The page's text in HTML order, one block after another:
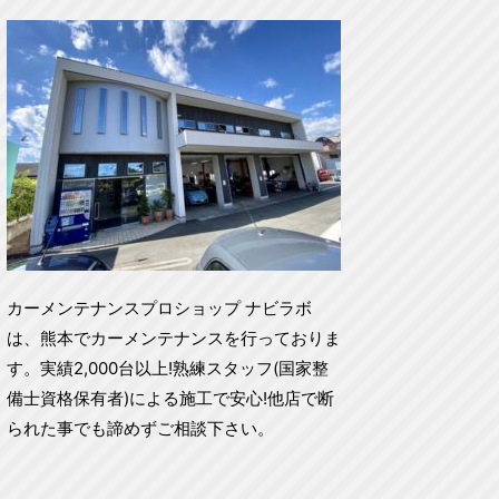
カーメンテナンスプロショップ ナビラボ
は、熊本でカーメンテナンスを行っておりま
す。実績2,000台以上!熟練スタッフ(国家整
備士資格保有者)による施工で安心!他店で断
られた事でも諦めずご相談下さい。